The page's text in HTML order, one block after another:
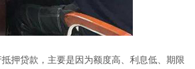
押贷款，主要是因为额度高、利息低、期限